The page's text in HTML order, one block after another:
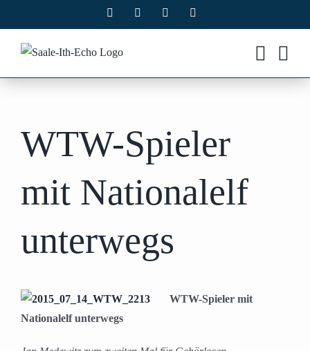
Inhalt
springen
Facebook Instagram
WTW-Spieler
mit Nationalelf
unterwegs
WTW-Spieler mit
Nationalelf unterwegs